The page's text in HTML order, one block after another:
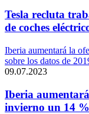
Tesla recluta
de coches
Iberia aumentará la
sobre los datos de
09.07.2023
Iberia
invierno un 14